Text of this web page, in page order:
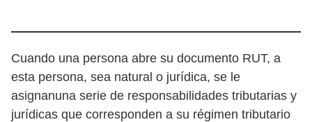
Cuando una persona abre su documento RUT, a
esta persona, sea natural o jurídica, se le
asignanuna serie de responsabilidades tributarias y
jurídicas que corresponden a su régimen tributario